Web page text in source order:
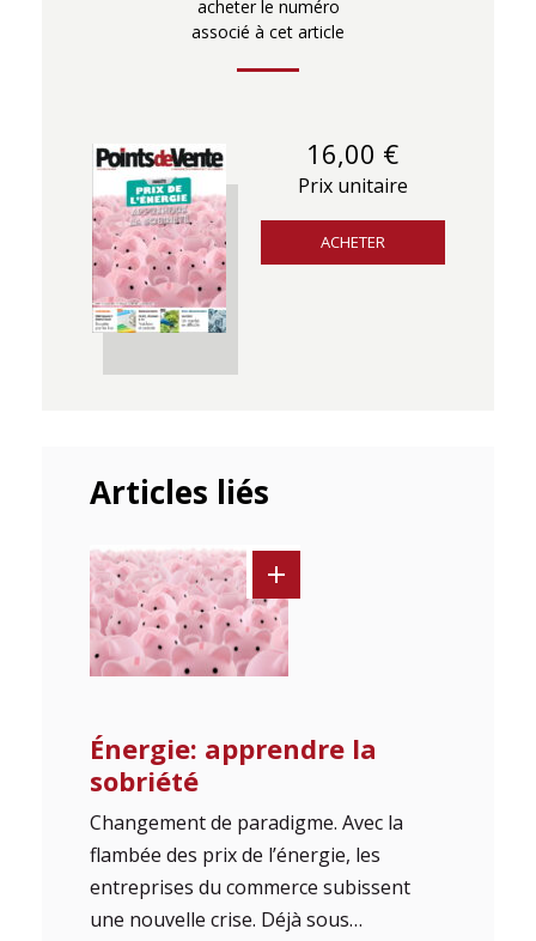
acheter le numéro
associé à cet article
16,00 €
Prix unitaire
ACHETER
Articles liés
Énergie: apprendre la
sobriété
Changement de paradigme. Avec la
flambée des prix de l’énergie, les
entreprises du commerce subissent
une nouvelle crise. Déjà sous…